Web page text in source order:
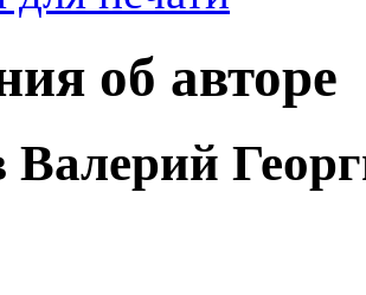
об авторе
Валерий